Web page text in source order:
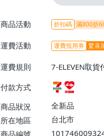
商品活動 折扣碼 滿800折
運費活動 運費抵用券 驚喜
運費規則
7-ELEVEN取
付款方式
商品狀況
全新品
所在地區
台北市